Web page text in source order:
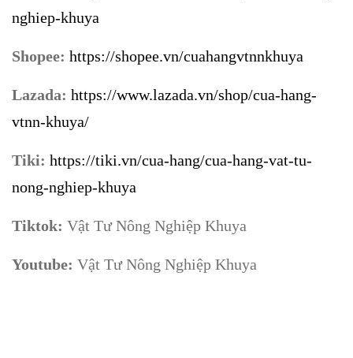
nghiep-khuya
Shopee: https://shopee.vn/cuahangvtnnkhuya
Lazada: https://www.lazada.vn/shop/cua-hang-
vtnn-khuya/
Tiki: https://tiki.vn/cua-hang/cua-hang-vat-tu-
nong-nghiep-khuya
Tiktok: Vật Tư Nông Nghiệp Khuya
Youtube: Vật Tư Nông Nghiệp Khuya